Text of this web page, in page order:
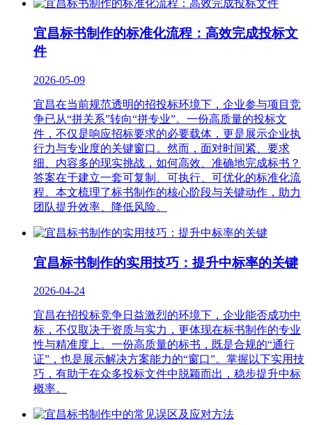
宜昌标书制作的标准化流程：高效完成投标文
件
2026-05-09
宜昌在当前规范透明的招投标环境下，企业参与项目竞
争已从“拼关系”转向“拼专业”。一份高质量的投标文
件，不仅是响应招标要求的必要载体，更是展示企业执
行力与专业度的关键窗口。然而，面对时间紧、要求
细、内容多的现实挑战，如何高效、准确地完成标书？
答案在于建立一套可复制、可执行、可优化的标准化流
程。本文梳理了标书制作的核心阶段与关键动作，助力
团队提升效率、降低风险。
宜昌标书制作的实用技巧：提升中标率的关键
2026-04-24
宜昌在招投标竞争日益激烈的环境下，企业能否成功中
标，不仅取决于资质与实力，更体现在标书制作的专业
性与精准度上。一份高质量的标书，既是合规的“通行
证”，也是展示解决方案能力的“窗口”。掌握以下实用技
巧，有助于在众多投标文件中脱颖而出，稳步提升中标
概率。